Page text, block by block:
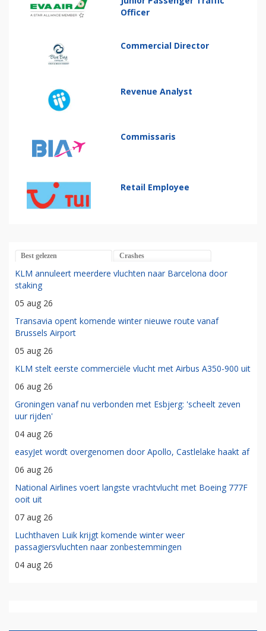
Officer
Commercial Director
Revenue Analyst
Commissaris
Retail Employee
Best gelezen Crashes
KLM annuleert meerdere vluchten naar Barcelona door
staking
05 aug 26
Transavia opent komende winter nieuwe route vanaf
Brussels Airport
05 aug 26
KLM stelt eerste commerciële vlucht met Airbus A350-900 uit
06 aug 26
Groningen vanaf nu verbonden met Esbjerg: 'scheelt zeven
uur rijden'
04 aug 26
easyJet wordt overgenomen door Apollo, Castlelake haakt af
06 aug 26
National Airlines voert langste vrachtvlucht met Boeing 777F
ooit uit
07 aug 26
Luchthaven Luik krijgt komende winter weer
passagiersvluchten naar zonbestemmingen
04 aug 26